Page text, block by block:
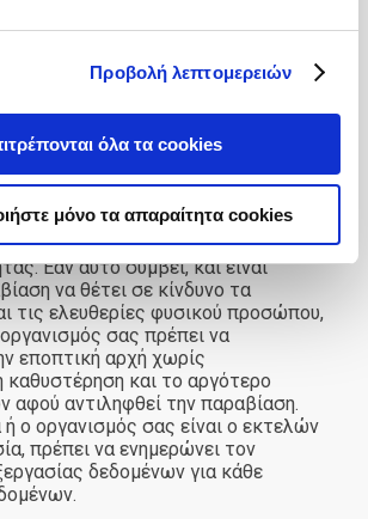
Προβολή λεπτομερειών
όλα τα cookies
μόνο τα απαραίτητα cookies
φυσικά πρόσωπα να ασκούν τα
παραβίασης δεδομένων;
επέρχεται όταν
ασφαλείας σε σχέση με τα
το οποίο έχει ως αποτέλεσμα την
απορρήτου, της διαθεσιμότητας ή
Εάν αυτό συμβεί, και είναι
να θέτει σε κίνδυνο τα
τις ελευθερίες φυσικού προσώπου,
σας πρέπει να
εποπτική αρχή χωρίς
καθυστέρηση και το αργότερο
αφού αντιληφθεί την παραβίαση.
ή ο οργανισμός σας είναι ο εκτελών
πρέπει να ενημερώνει τον
δεδομένων για κάθε